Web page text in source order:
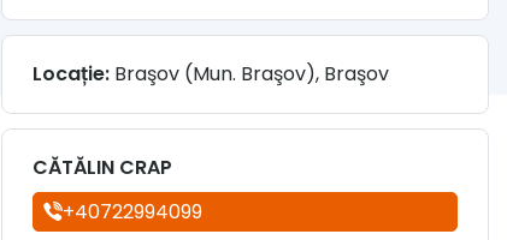
Locație: Braşov (Mun. Braşov), Braşov
CĂTĂLIN CRAP
+40722994099